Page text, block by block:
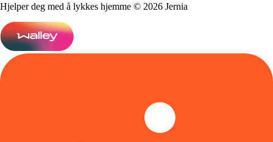
Hjelper deg med å lykkes hjemme © 2026 Jernia